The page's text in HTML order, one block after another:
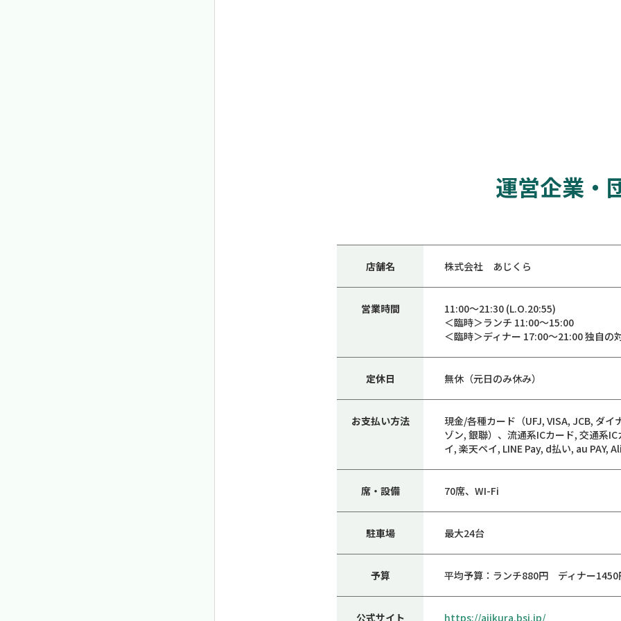
運営企業・
店舗名 株式会社 あじくら
営業時間
11:00～21:30 (L.O.20:55)
＜臨時＞ランチ 11:00～15:00
＜臨時＞ディナー 17:00～21:00 独自の
定休日 無休（元日のみ休み）
お支払い方法
現金/各種カード（UFJ, VISA, JCB, ダイ
ゾン, 銀聯）、流通系ICカード, 交通系
イ, 楽天ペイ, LINE Pay, d払い, au PAY,
席・設備 70席、WI-Fi
駐車場 最大24台
予算 平均予算：ランチ880円 ディナー1450
公式サイト https://ajikura.bsj.jp/